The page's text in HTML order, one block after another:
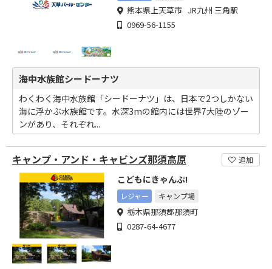
熊本県上天草市 JR九州 三角駅
0969-56-1155
海中水族館シードーナツ
わくわく海中水族館「シードーナツ」は、日本で2つしかない
海に浮かぶ水族館です。水深3mの館内には世界7大陸のゾー
ンがあり、それぞれ...
キャンプ・アンド・キャビンズ那須高原 追加
こどもにきゃんぷ!
レジャー キャンプ場
栃木県那須郡那須町
0287-64-4677